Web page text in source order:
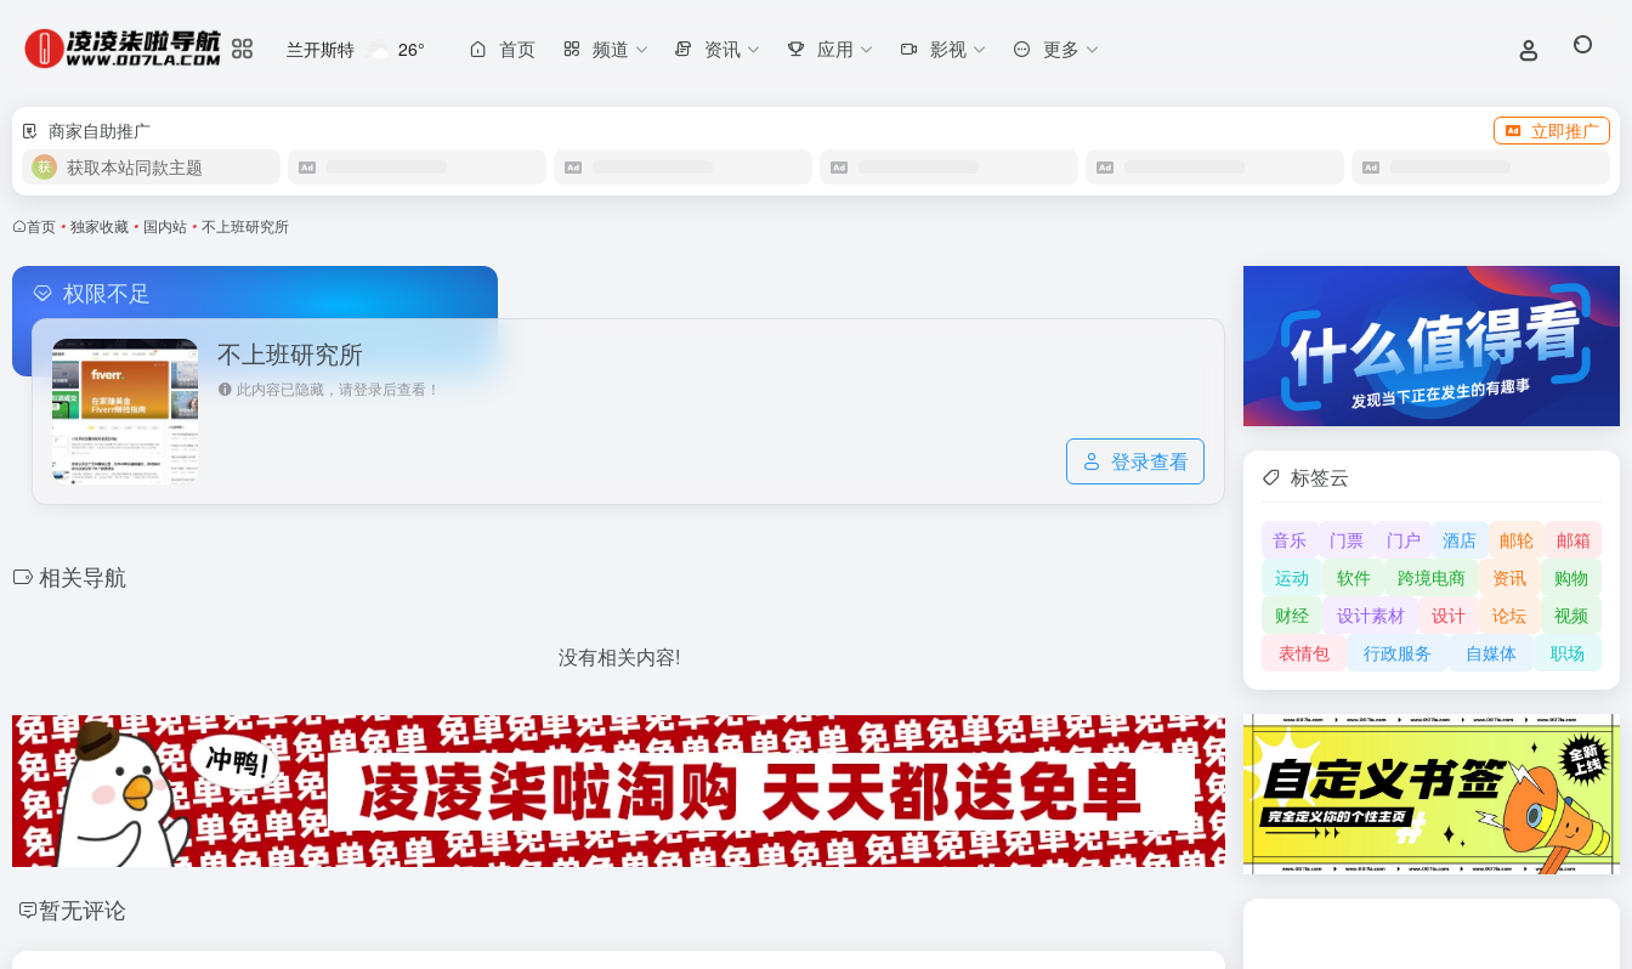
兰开斯特 26° 首页 频道 资讯 应用 影视 更多
商家自助推广
立即推广
获取本站同款主题
首页 • 独家收藏 • 国内站 • 不上班研究所
权限不足
不上班研究所
此内容已隐藏，请登录后查看！
登录查看
相关导航
没有相关内容!
暂无评论
标签云
音乐 门票 门户 酒店 邮轮
邮箱
运动
软件 跨境电商 资讯
购物
财经
设计素材 设计 论坛
视频
表情包
行政服务 自媒体 职场